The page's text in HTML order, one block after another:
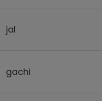
jal
gachi